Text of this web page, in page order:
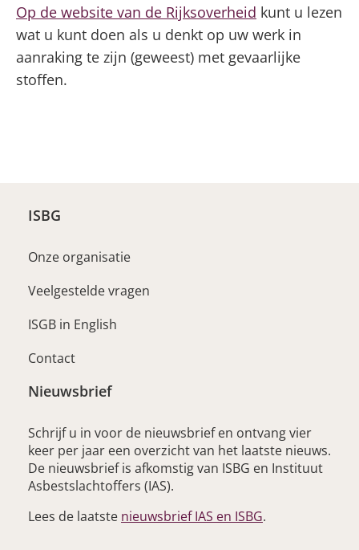
Op de website van de Rijksoverheid kunt u lezen
wat u kunt doen als u denkt op uw werk in
aanraking te zijn (geweest) met gevaarlijke
stoffen.
ISBG
Onze organisatie
Veelgestelde vragen
ISGB in English
Contact
Nieuwsbrief
Schrijf u in voor de nieuwsbrief en ontvang vier
keer per jaar een overzicht van het laatste nieuws.
De nieuwsbrief is afkomstig van ISBG en Instituut
Asbestslachtoffers (IAS).
Lees de laatste nieuwsbrief IAS en ISBG– opent
.